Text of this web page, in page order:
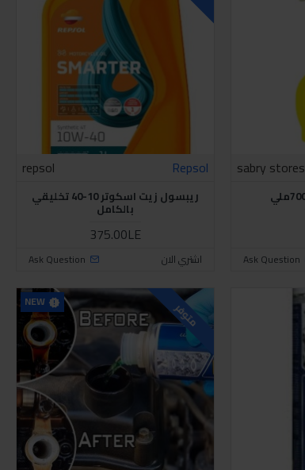
sabry stores
Ask Question
Repsol
repsol
ريبسول زيت اسكوتر 10-40 تخليقي
بالكامل
375.00LE
اشتري الان Ask Question
NEW متوفر